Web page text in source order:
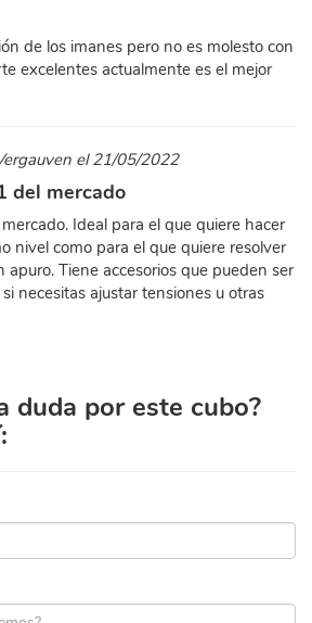
de los imanes pero no es molesto con
excelentes actualmente es el mejor
el 21/05/2022
del mercado
Ideal para el que quiere hacer
nivel como para el que quiere resolver
apuro. Tiene accesorios que pueden ser
necesitas ajustar tensiones u otras
duda por este cubo?